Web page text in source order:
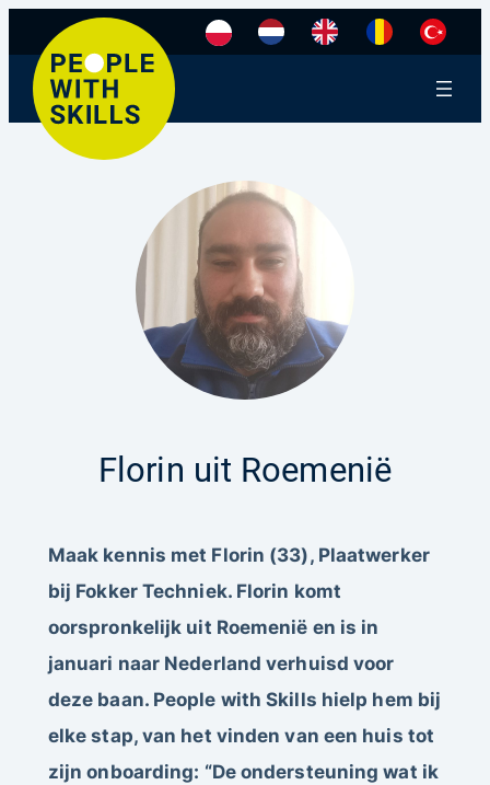
Florin uit Roemenië
Maak kennis met Florin (33), Plaatwerker
bij Fokker Techniek. Florin komt
oorspronkelijk uit Roemenië en is in
januari naar Nederland verhuisd voor
deze baan. People with Skills hielp hem bij
elke stap, van het vinden van een huis tot
zijn onboarding: “De ondersteuning wat ik